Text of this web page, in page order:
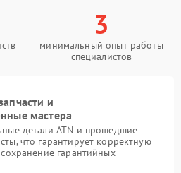
3
минимальный опыт работы
специалистов
и
мастера
детали ATN и прошедшие
что гарантирует корректную
гарантийных